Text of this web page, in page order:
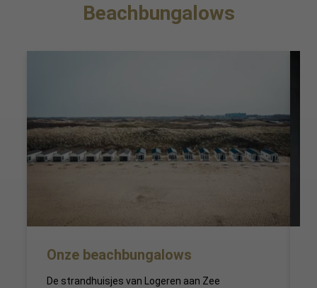
Beachbungalows
Onze beachbungalows
De strandhuisjes van Logeren aan Zee